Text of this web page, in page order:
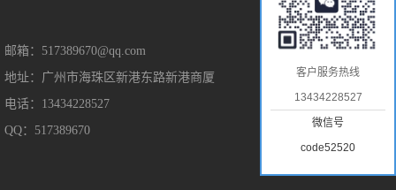
邮箱：517389670@qq.com
地址：广州市海珠区新港东路新港商厦
电话：13434228527
QQ：517389670
售后保障
售后服务
隐私保护
免责声明
客户服务热线
13434228527
微信号
code52520